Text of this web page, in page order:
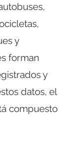
y
forman
y
datos, el
compuesto